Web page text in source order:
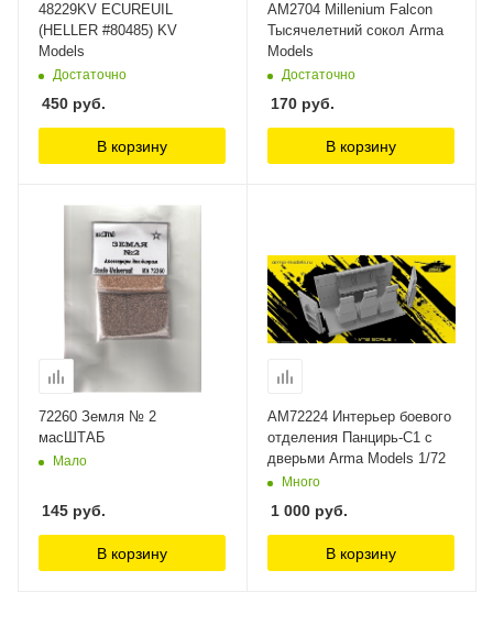
48229KV ECUREUIL
(HELLER #80485) KV
Models
Достаточно
450 руб.
В корзину
AM2704 Millenium Falcon
Тысячелетний сокол Arma
Models
Достаточно
170 руб.
В корзину
72260 Земля № 2
масШТАБ
Мало
145 руб.
В корзину
AM72224 Интерьер боевого
отделения Панцирь-С1 с
дверьми Arma Models 1/72
Много
1 000 руб.
В корзину